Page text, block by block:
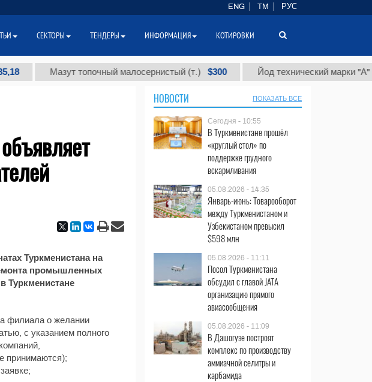
Мазут топочный малосернистый (т.) $300 Йод технический марки "А" (т.)
Туркменистана на
промышленных
Туркменистане
филиала о желании
с указанием полного
принимаются);
НОВОСТИ ПОКАЗАТЬ ВСЕ
Сегодня - 10:55
В Туркменистане прошёл
«круглый стол» по
поддержке грудного
вскармливания
05.08.2026 - 14:35
Январь-июнь: Товарооборот
между Туркменистаном и
Узбекистаном превысил
$598 млн
05.08.2026 - 11:11
Посол Туркменистана
обсудил с главой JATA
организацию прямого
авиасообщения
05.08.2026 - 11:09
В Дашогузе построят
комплекс по производству
аммиачной селитры и
карбамида
ENG TM РУС
СЕКТОРЫ ТЕНДЕРЫ ИНФОРМАЦИЯ КОТИРОВКИ